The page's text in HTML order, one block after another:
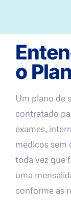
o
Um plano de
contratado
exames,
médicos sem
toda vez que
uma
conforme as